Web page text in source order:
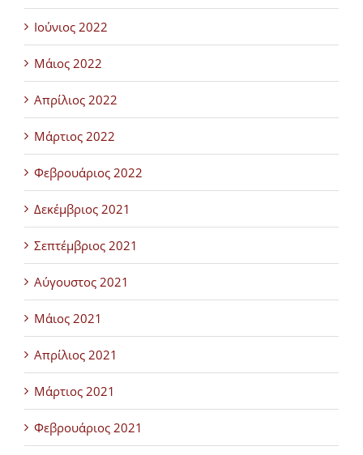
Ιούνιος 2022
Μάιος 2022
Απρίλιος 2022
Μάρτιος 2022
Φεβρουάριος 2022
Δεκέμβριος 2021
Σεπτέμβριος 2021
Αύγουστος 2021
Μάιος 2021
Απρίλιος 2021
Μάρτιος 2021
Φεβρουάριος 2021